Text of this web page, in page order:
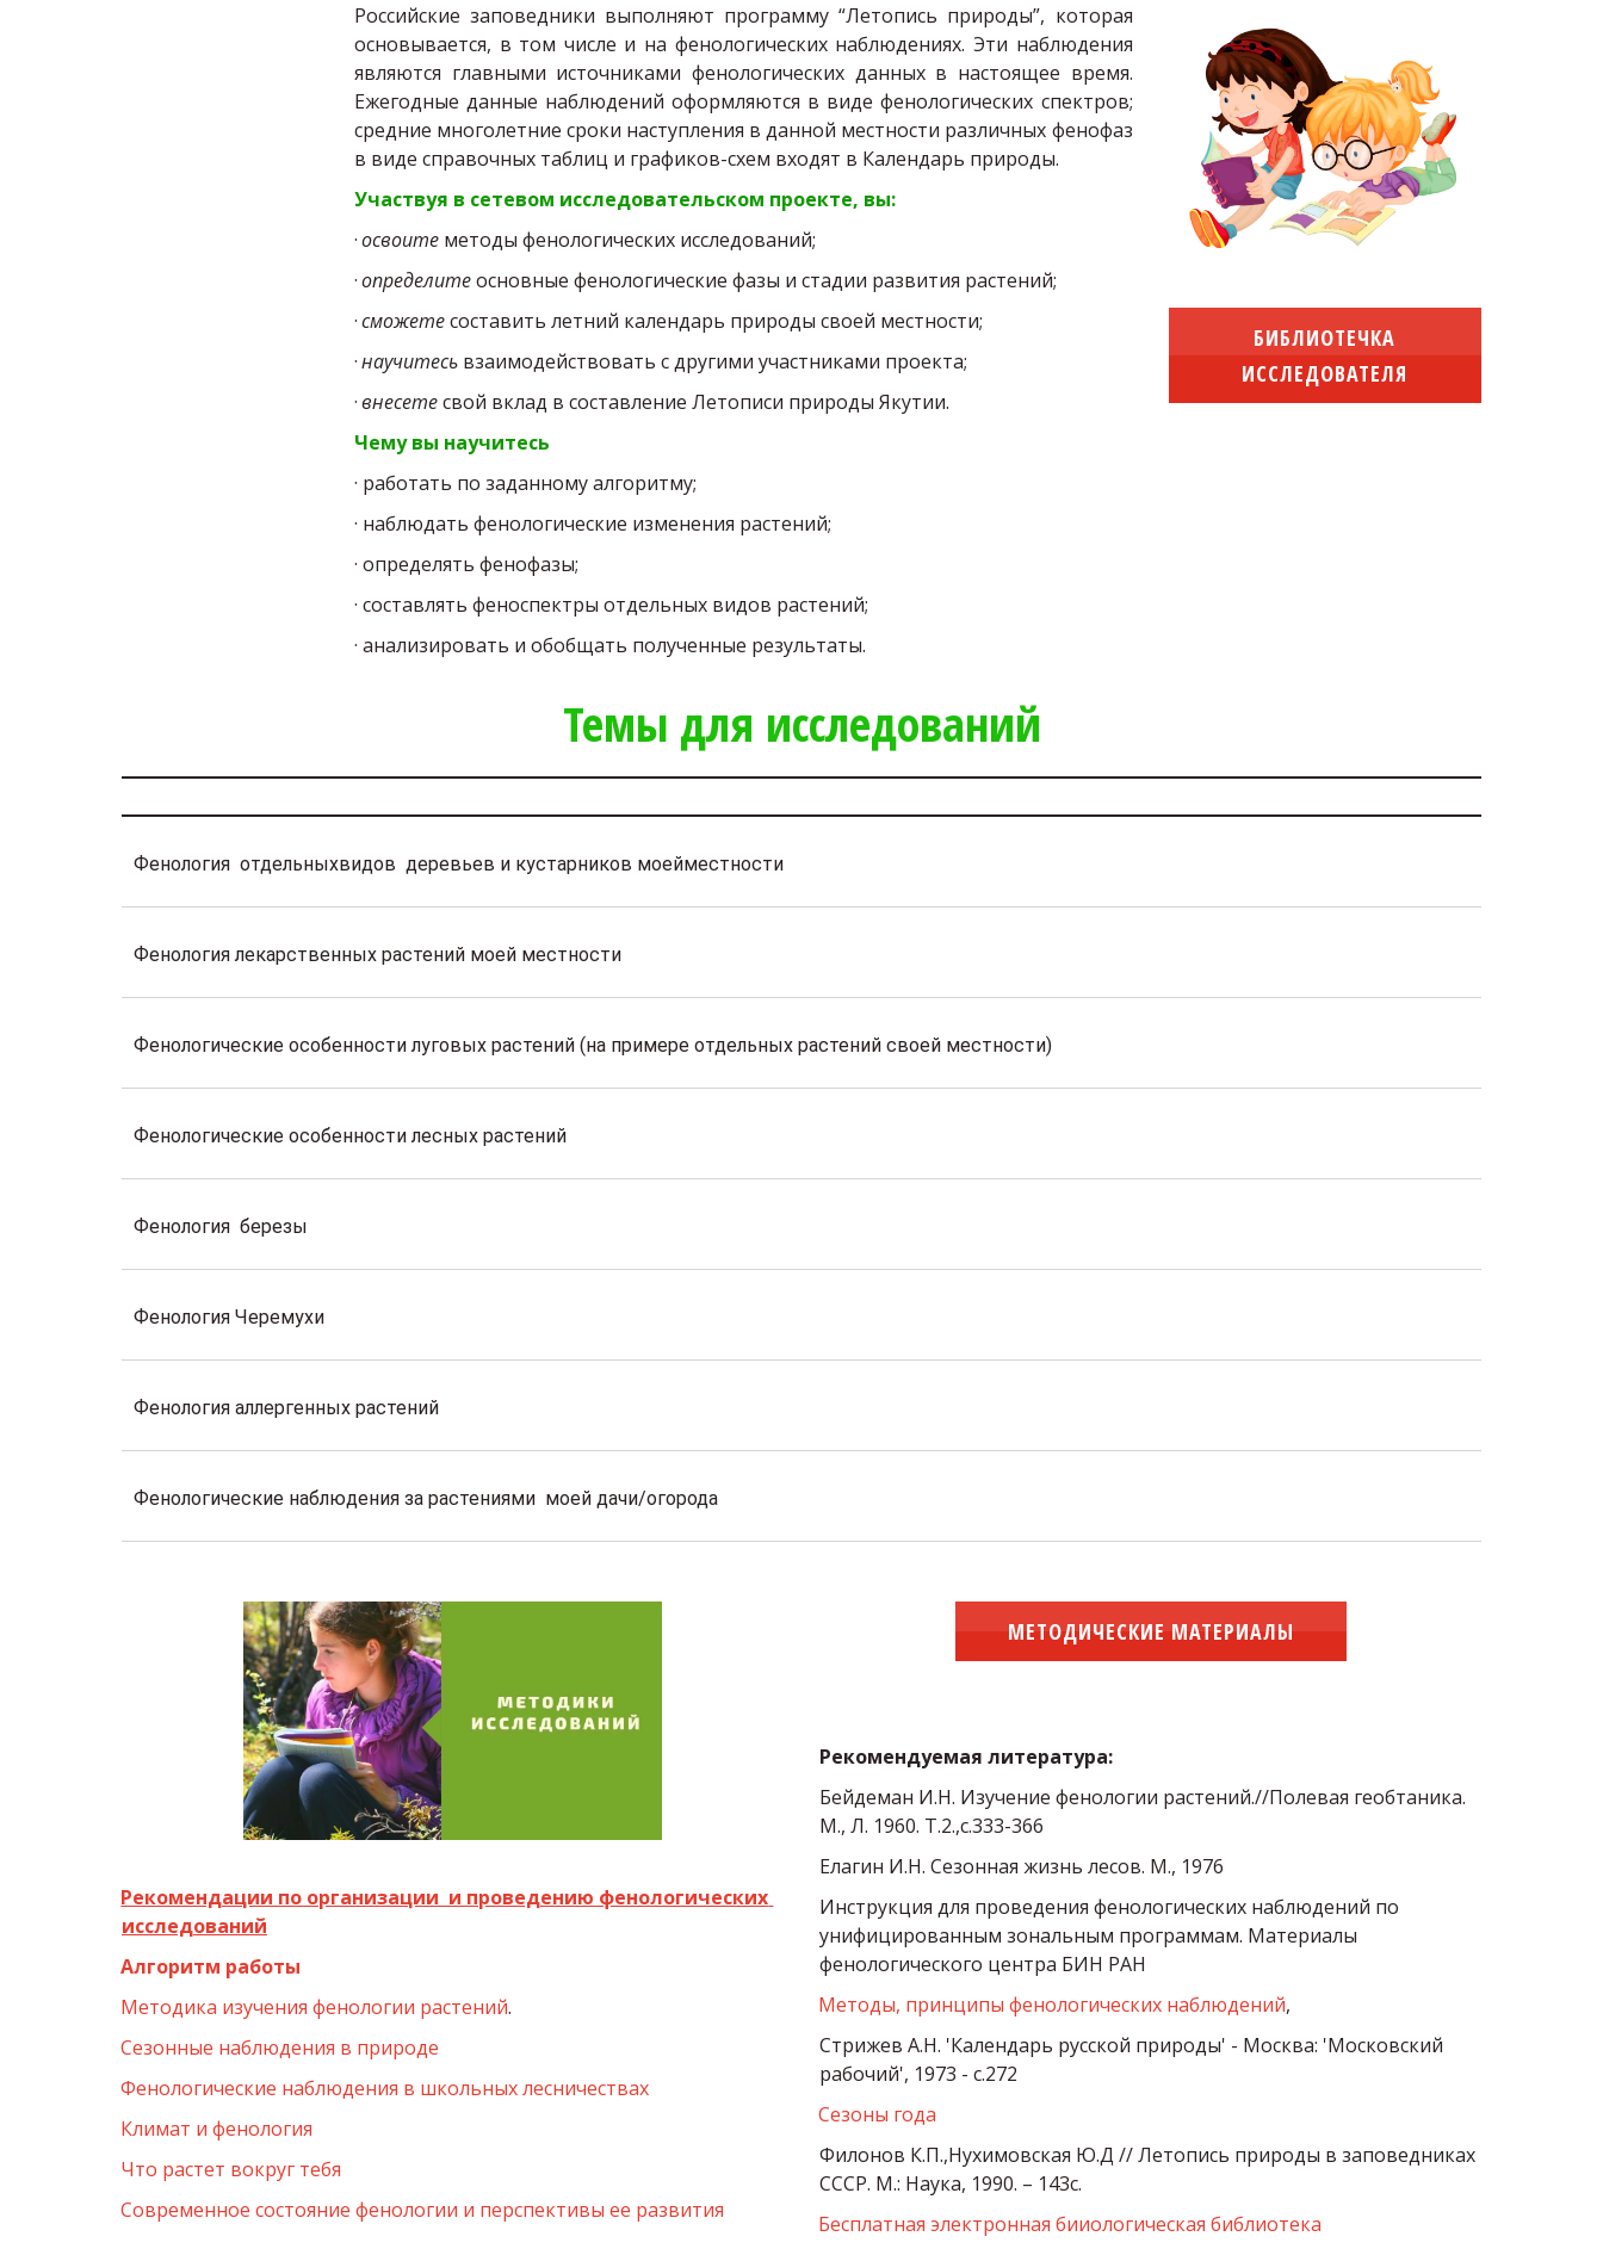
Российские заповедники выполняют программу “Летопись природы”, которая
основывается, в том числе и на фенологических наблюдениях. Эти наблюдения
являются главными источниками фенологических данных в настоящее время.
Ежегодные данные наблюдений оформляются в виде фенологических спектров;
средние многолетние сроки наступления в данной местности различных фенофаз
в виде справочных таблиц и графиков-схем входят в Календарь природы.
Участвуя в сетевом исследовательском проекте, вы:
·освоитеметоды фенологических исследований;
·определитеосновные фенологические фазы и стадии развития растений;
·сможетесоставить летний календарь природы своей местности;
·научитесьвзаимодействовать с другими участниками проекта;
·внесетесвой вклад в составление Летописи природы Якутии.
Чему вы научитесь
· работать по заданному алгоритму;
· наблюдать фенологические изменения растений;
· определять фенофазы;
· составлять феноспектры отдельных видов растений;
· анализировать и обобщать полученные результаты.
БИБЛИОТЕЧКА
ИССЛЕДОВАТЕЛЯ
Темы для исследований
Фенология отдельныхвидов деревьев и кустарников моейместности
Фенология лекарственных растений моей местности
Фенологические особенности луговых растений (на примере отдельных растений своей местности)
Фенологические особенности лесных растений
Фенология березы
Фенология Черемухи
Фенология аллергенных растений
Фенологические наблюдения за растениями моей дачи/огорода
Рекомендации по организации  и проведению фенологических
исследований
Алгоритм работы
Методика изучения фенологии растений.
Сезонные наблюдения в природе
Фенологические наблюдения в школьных лесничествах
Климат и фенология
Что растет вокруг тебя
Современное состояние фенологии и перспективы ее развития
МЕТОДИЧЕСКИЕ МАТЕРИАЛЫ
Рекомендуемая литература:
Бейдеман И.Н. Изучение фенологии растений.//Полевая геобтаника.
М., Л. 1960. Т.2.,с.333-366
Елагин И.Н. Сезонная жизнь лесов. М., 1976
Инструкция для проведения фенологических наблюдений по
унифицированным зональным программам. Материалы
фенологического центра БИН РАН
Методы, принципы фенологических наблюдений,
Стрижев А.Н. 'Календарь русской природы' - Москва: 'Московский
рабочий', 1973 - с.272
Сезоны года
Филонов К.П.,Нухимовская Ю.Д // Летопись природы в заповедниках
СССР. М.: Наука, 1990. – 143с.
Бесплатная электронная бииологическая библиотека